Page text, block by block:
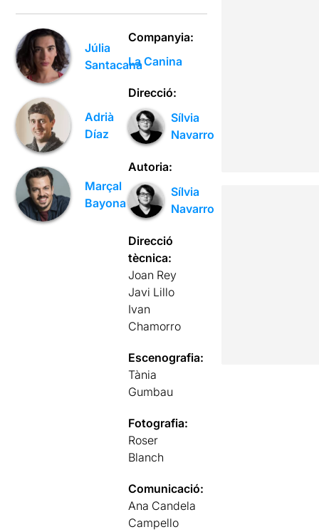
Júlia
Santacana
Adrià
Díaz
Marçal
Bayona
Companyia:
La Canina
Direcció:
Sílvia
Navarro
Autoria:
Sílvia
Navarro
Direcció
tècnica:
Joan Rey
Javi Lillo
Ivan
Chamorro
Escenografia:
Tània
Gumbau
Fotografia:
Roser
Blanch
Comunicació:
Ana Candela
Campello